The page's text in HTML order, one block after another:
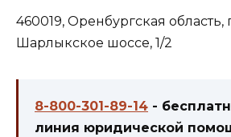
460019, Оренбургская область,
Шарлыкское шоссе, 1/2
8-800-301-89-14 -
линия юридической